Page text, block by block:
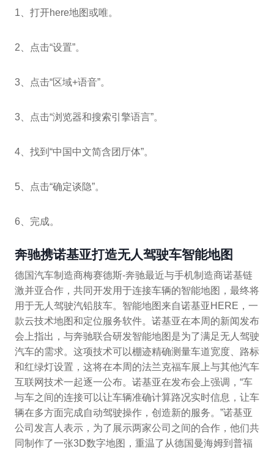
1、打开here地图或唯。
2、点击“设置”。
3、点击“区域+语音”。
3、点击“浏览器和搜索引擎语言”。
4、找到“中国中文简含团厅体”。
5、点击“确定谈隐”。
6、完成。
奔驰携诺基亚打造无人驾驶车智能地图
德国汽车制造商梅赛德斯-奔驰最近与手机制造商诺基链
激并亚合作，共同开发用于连接车辆的智能地图，最终将
用于无人驾驶汽铅肢车。智能地图来自诺基亚HERE，一
款云技术地图和定位服务软件。诺基亚在本周的新闻发布
会上指出，与奔驰联合研发智能地图是为了满足无人驾驶
汽车的需求。这项技术可以棚迹精确测量车道宽度、路标
和红绿灯设置，这将在本周的法兰克福车展上与其他汽车
互联网技术一起逐一公布。诺基亚在发布会上强调，“车
与车之间的连接可以让车辆准确计算路况实时信息，让车
辆在多方面完成自动驾驶操作，创造新的服务。”诺基亚
公司发言人表示，为了展示两家公司之间的合作，他们共
同制作了一张3D数字地图，重温了从德国曼海姆到普福